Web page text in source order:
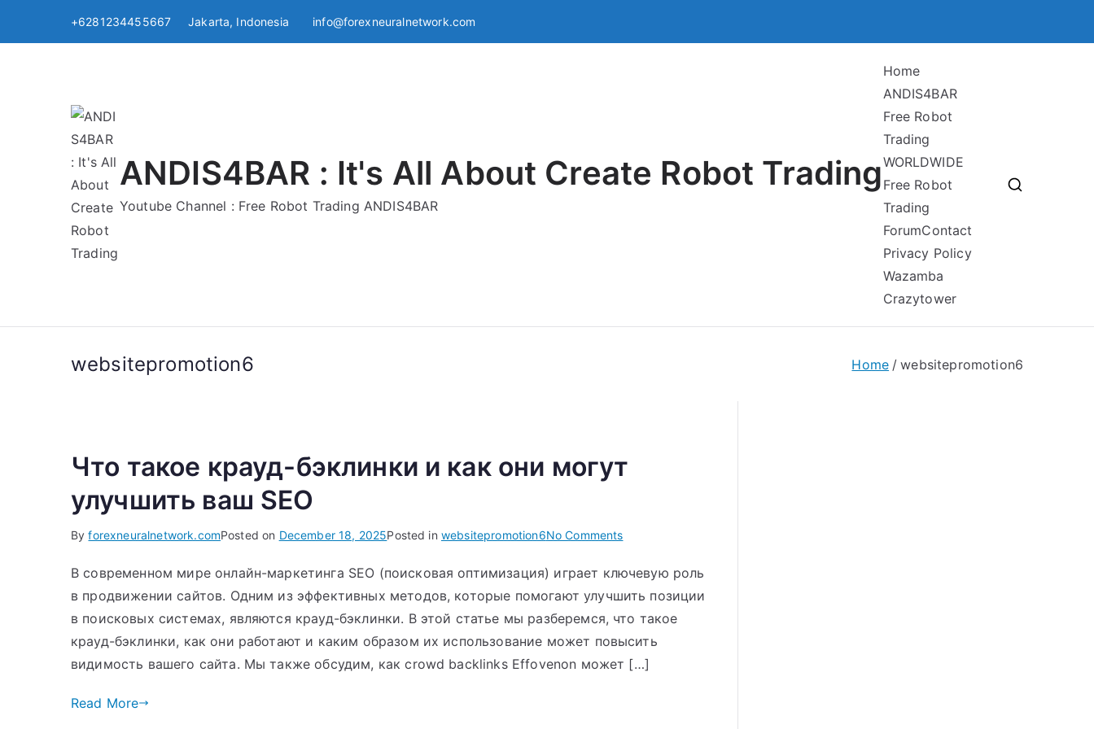
+6281234455667 Jakarta, Indonesia info@forexneuralnetwork.com
ANDIS4BAR : It's All About Create Robot Trading
Youtube Channel : Free Robot Trading ANDIS4BAR
Home
ANDIS4BAR
Free Robot
Trading
WORLDWIDE
Free Robot
Trading
ForumContact
Privacy Policy
Wazamba
Crazytower
websitepromotion6 Home websitepromotion6
Что такое крауд-бэклинки и как они могут
улучшить ваш SEO
Byforexneuralnetwork.comPosted on December 18, 2025Posted in websitepromotion6No Commentson
такое
крауд-
бэклинки
и
как
В современном мире онлайн-маркетинга SEO (поисковая оптимизация) играет ключевую роль
в продвижении сайтов. Одним из эффективных методов, которые помогают улучшить позиции
в поисковых системах, являются крауд-бэклинки. В этой статье мы разберемся, что такое
крауд-бэклинки, как они работают и каким образом их использование может повысить
видимость вашего сайта. Мы также обсудим, как crowd backlinks Effovenon может […]
Read More